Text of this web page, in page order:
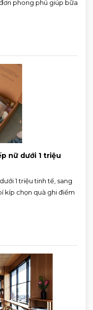
phong phú giúp bữa
nữ dưới 1 triệu
1 triệu tinh tế, sang
kíp chọn quà ghi điểm